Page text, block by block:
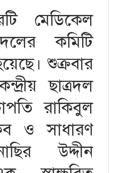
মেডিকেল
কমিটি
শুক্রবার
ছাত্রদল
রাকিবুল
ও সাধারণ
উদ্দীন